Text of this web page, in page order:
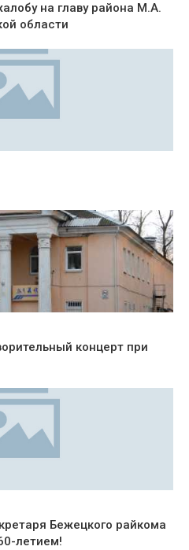
на главу района М.А.
области
концерт при
Бежецкого райкома
летием!